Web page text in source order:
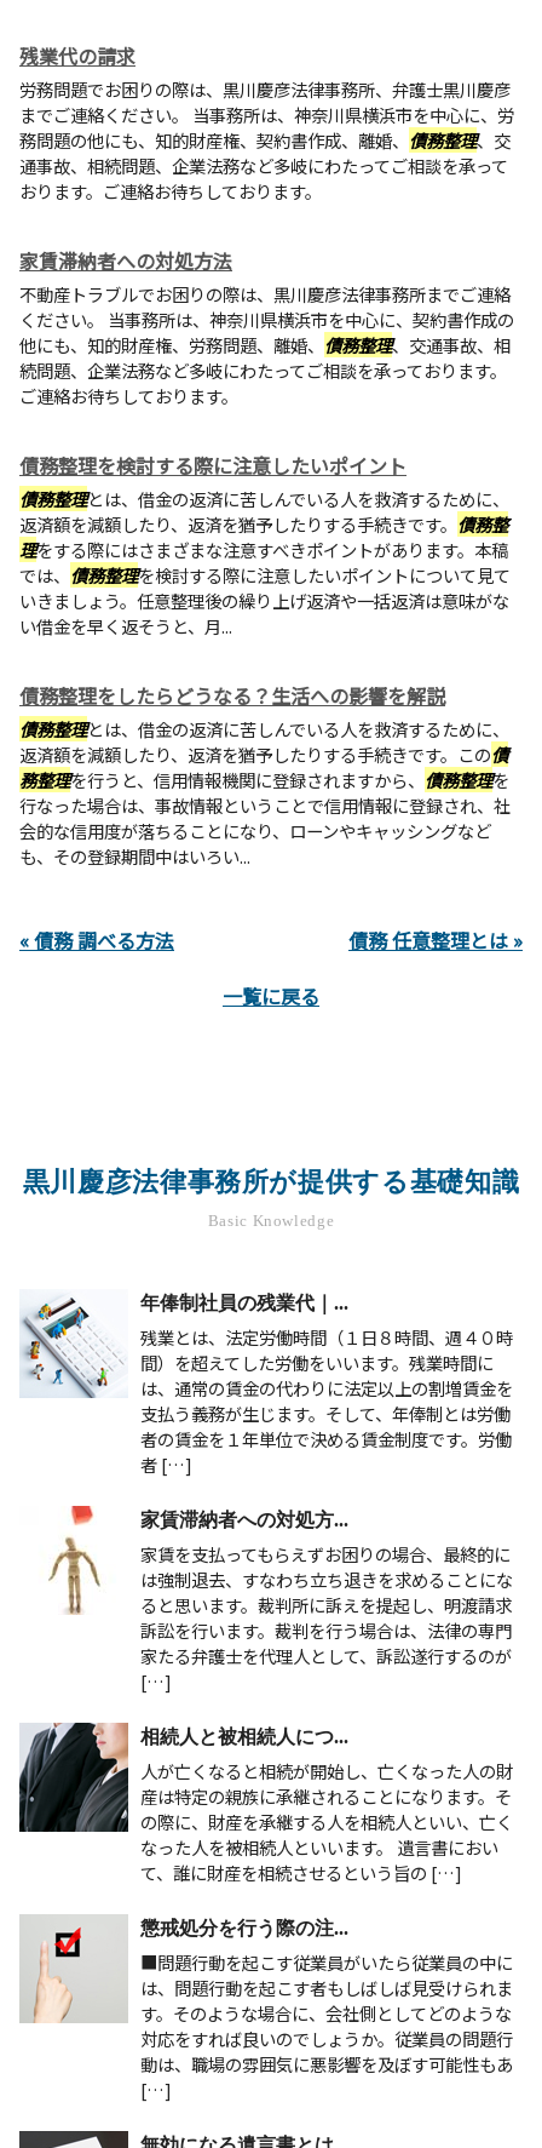
残業代の請求
労務問題でお困りの際は、黒川慶彦法律事務所、弁護士黒川慶彦
までご連絡ください。 当事務所は、神奈川県横浜市を中心に、労
務問題の他にも、知的財産権、契約書作成、離婚、 債務整理、交
通事故、相続問題、企業法務など多岐にわたってご相談を承って
おります。ご連絡お待ちしております。
家賃滞納者への対処方法
不動産トラブルでお困りの際は、黒川慶彦法律事務所までご連絡
ください。 当事務所は、神奈川県横浜市を中心に、契約書作成の
他にも、知的財産権、労務問題、離婚、 債務整理、交通事故、相
続問題、企業法務など多岐にわたってご相談を承っております。
ご連絡お待ちしております。
債務整理を検討する際に注意したいポイント
債務整理とは、借金の返済に苦しんでいる人を救済するために、
返済額を減額したり、返済を猶予したりする手続きです。 債務整
理をする際にはさまざまな注意すべきポイントがあります。本稿
では、 債務整理を検討する際に注意したいポイントについて見て
いきましょう。任意整理後の繰り上げ返済や一括返済は意味がな
い借金を早く返そうと、月...
債務整理をしたらどうなる？生活への影響を解説
債務整理とは、借金の返済に苦しんでいる人を救済するために、
返済額を減額したり、返済を猶予したりする手続きです。この債
務整理を行うと、信用情報機関に登録されますから、 債務整理を
行なった場合は、事故情報ということで信用情報に登録され、社
会的な信用度が落ちることになり、ローンやキャッシングなど
も、その登録期間中はいろい...
« 債務 調べる方法
債務 任意整理とは »
一覧に戻る
黒川慶彦法律事務所が提供する基礎知識
Basic Knowledge
年俸制社員の残業代｜...
残業とは、法定労働時間（１日８時間、週４０時
間）を超えてした労働をいいます。残業時間に
は、通常の賃金の代わりに法定以上の割増賃金を
支払う義務が生じます。そして、年俸制とは労働
者の賃金を１年単位で決める賃金制度です。労働
者 […]
家賃滞納者への対処方...
家賃を支払ってもらえずお困りの場合、最終的に
は強制退去、すなわち立ち退きを求めることにな
ると思います。裁判所に訴えを提起し、明渡請求
訴訟を行います。裁判を行う場合は、法律の専門
家たる弁護士を代理人として、訴訟遂行するのが
[…]
相続人と被相続人につ...
人が亡くなると相続が開始し、亡くなった人の財
産は特定の親族に承継されることになります。そ
の際に、財産を承継する人を相続人といい、亡く
なった人を被相続人といいます。 遺言書におい
て、誰に財産を相続させるという旨の […]
懲戒処分を行う際の注...
■問題行動を起こす従業員がいたら従業員の中に
は、問題行動を起こす者もしばしば見受けられま
す。そのような場合に、会社側としてどのような
対応をすれば良いのでしょうか。従業員の問題行
動は、職場の雰囲気に悪影響を及ぼす可能性もあ
[…]